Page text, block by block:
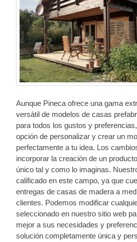
Aunque Pineca ofrece una gama
versátil de modelos de casas
para todos los gustos y
opción de personalizar y crear un
perfectamente a tu idea. Los
incorporar la creación de un
único tal y como lo imaginas.
calificado en este campo, ya que
entregas de casas de madera a
clientes. Podemos modificar
seleccionado en nuestro sitio web
mejor a sus necesidades y
solución completamente única y